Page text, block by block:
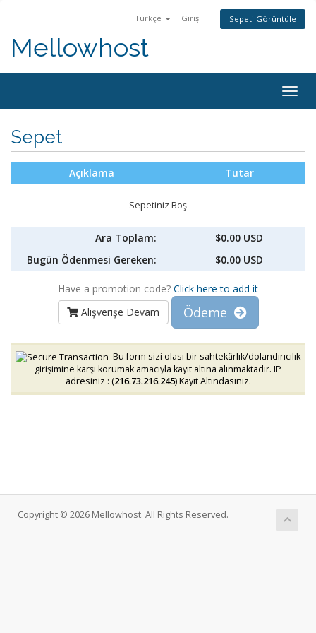
Türkçe Giriş Sepeti Görüntüle
Mellowhost
Sepet
Açıklama Tutar
Sepetiniz Boş
Ara Toplam:
$0.00 USD
Bugün Ödenmesi Gereken:
$0.00 USD
Have a promotion code? Click here to add it
Alışverişe Devam
Ödeme
Bu form sizi olası bir sahtekârlık/dolandırıcılık
girişimine karşı korumak amacıyla kayıt altına alınmaktadır. IP
adresiniz : (216.73.216.245) Kayıt Altındasınız.
Copyright © 2026 Mellowhost. All Rights Reserved.